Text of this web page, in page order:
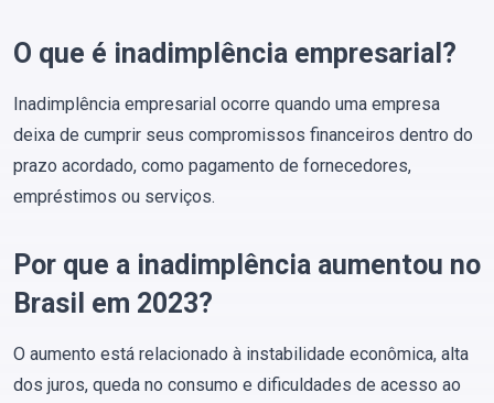
O que é inadimplência empresarial?
Inadimplência empresarial ocorre quando uma empresa
deixa de cumprir seus compromissos financeiros dentro do
prazo acordado, como pagamento de fornecedores,
empréstimos ou serviços.
Por que a inadimplência aumentou no
Brasil em 2023?
O aumento está relacionado à instabilidade econômica, alta
dos juros, queda no consumo e dificuldades de acesso ao